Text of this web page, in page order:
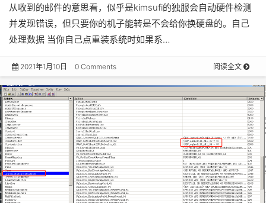
从收到的邮件的意思看，似乎是kimsufi的独服会自动硬件检测
并发现错误，但只要你的机子能转是不会给你换硬盘的。自己
处理数据 当你自己点重装系统时如果系…
2021年1月10日 0 Comments 阅读全文